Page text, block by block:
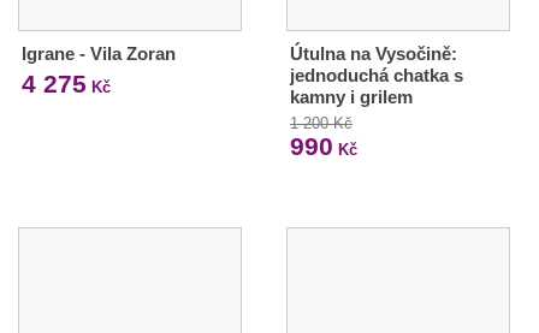
Igrane - Vila Zoran
4 275 Kč
Útulna na Vysočině:
jednoduchá chatka s
kamny i grilem
1 200 Kč
990 Kč